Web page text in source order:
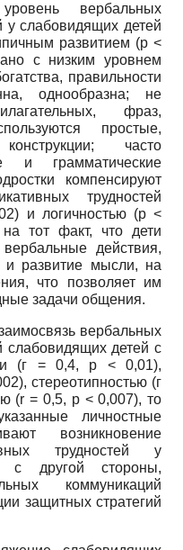
вербальных
у слабовидящих детей
развитием (p <
с низким уровнем
правильности
однообразна; не
фраз,
простые,
часто
и грамматические
компенсируют
трудностей
и логичностью (p<
тот факт, что дети
действия,
и развитие мысли, на
что позволяет им
задачи общения.
вербальных
слабовидящих детей с
(г = 0,4, p < 0,01),
стереотипностью (г
(r= 0,5, p < 0,007), то
личностные
возникновение
трудностей у
с другой стороны,
коммуникаций
защитных стратегий